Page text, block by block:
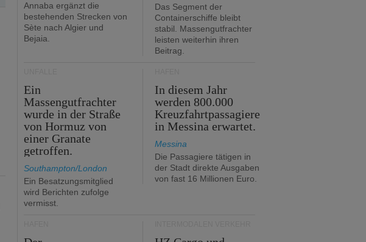
Annaba ergänzt die
bestehenden Strecken von
Sète nach Algier und
Bejaia.
Das Segment der
Containerschiffe bleibt
stabil. Massengutfrachter
leisten weiterhin ihren
Beitrag.
Ein
Massengutfrachter
wurde in der Straße
von Hormuz von
einer Granate
getroffen.
Southampton/London
Ein Besatzungsmitglied
wird Berichten zufolge
vermisst.
In diesem Jahr
werden 800.000
Kreuzfahrtpassagiere
in Messina erwartet.
Messina
Die Passagiere tätigen in
der Stadt direkte Ausgaben
von fast 16 Millionen Euro.